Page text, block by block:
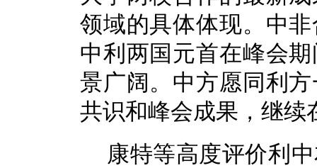
领域的具体体现。中
中利两国元首在峰会
景广阔。中方愿同利
共识和峰会成果，继续
康特等高度评价利